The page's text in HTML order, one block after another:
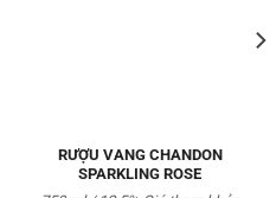
RƯỢU VANG CHANDON
SPARKLING ROSE